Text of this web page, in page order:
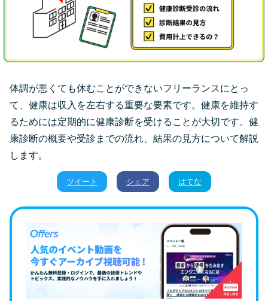
体調が悪くても休むことができないフリーランスにとっ
て、健康は収入を左右する重要な要素です。健康を維持す
るためには定期的に健康診断を受けることが大切です。健
康診断の概要や受診までの流れ、結果の見方について解説
します。
ツイート シェア はてな